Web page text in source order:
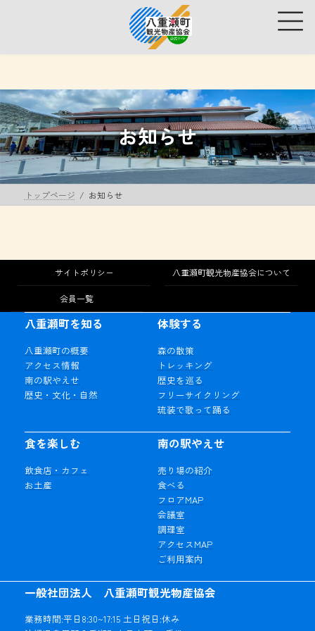
ス
キ
ッ
プ
ン
に
移
動
お知らせ
トップページ お知らせ
サイトポリシー 八重瀬町観光物産協会について
会員一覧
一般社団法人 八重瀬町観光物産協会
業務時間:平日8:30~17:15 土日祝日:休み
八重瀬町を知る
八重瀬町の概要
アクセス情報
南の駅やえせ
歴史・文化・自然
体験する
森の散策
トレッキング
歴史を巡る
フリーサイクリング
琉装で歌って踊る
食を楽しむ
飲食店・カフェ
お土産
南の駅やえせ
売り場の紹介
食べる
フロアMAP
会議室
調理室
アクセスMAP
ご利用案内